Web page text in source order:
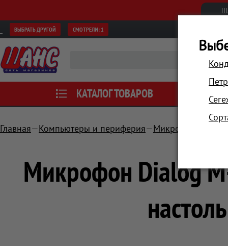
ВЫБРАТЬ ДРУГОЙ СМОТРЕЛИ: 1
КАТАЛОГ ТОВАРОВ АКЦИИ
Главная Компьютеры и периферия Микрофоны
Микрофон Dialog